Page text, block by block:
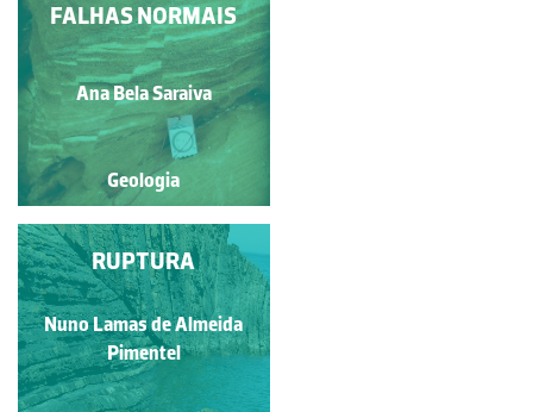
CANHÃO BASÁLTICO
Fernando Lopes
Geologia
FALHAS NORMAIS
Ana Bela Saraiva
Geologia
CASCATA DE
GODAFOSS,
NORDESTE DA
ISLÂNDIA
Francisco António Fidalgo
Félix Dias
RUPTURA
Nuno Lamas de Almeida
Pimentel